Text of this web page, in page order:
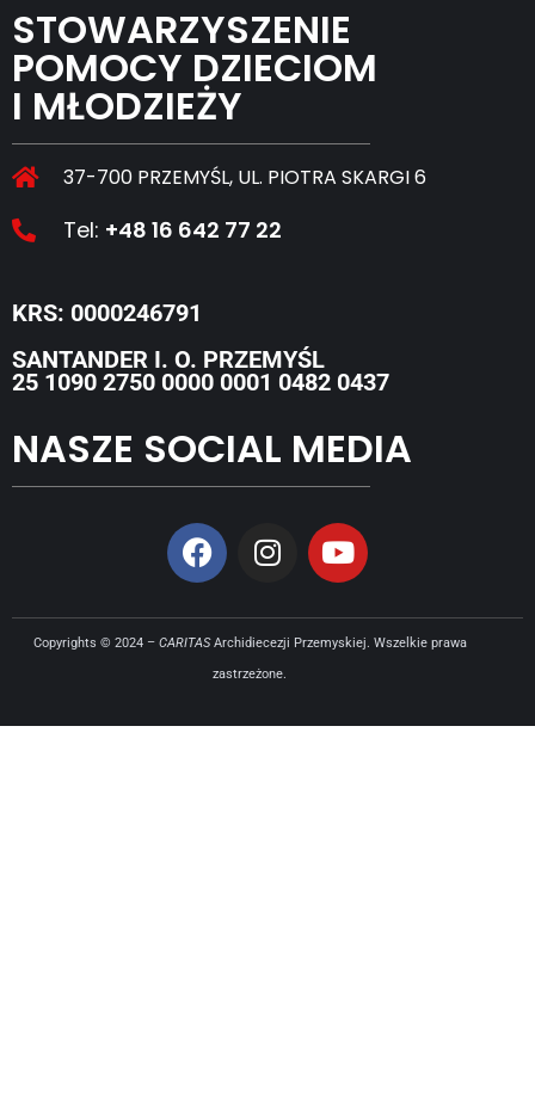
STOWARZYSZENIE
POMOCY DZIECIOM
I MŁODZIEŻY
37-700 PRZEMYŚL, UL. PIOTRA SKARGI 6
Tel: +48 16 642 77 22
KRS: 0000246791
SANTANDER I. O. PRZEMYŚL
25 1090 2750 0000 0001 0482 0437
NASZE SOCIAL MEDIA
Copyrights © 2024 – CARITASArchidiecezji Przemyskiej. Wszelkie prawa
zastrzeżone.